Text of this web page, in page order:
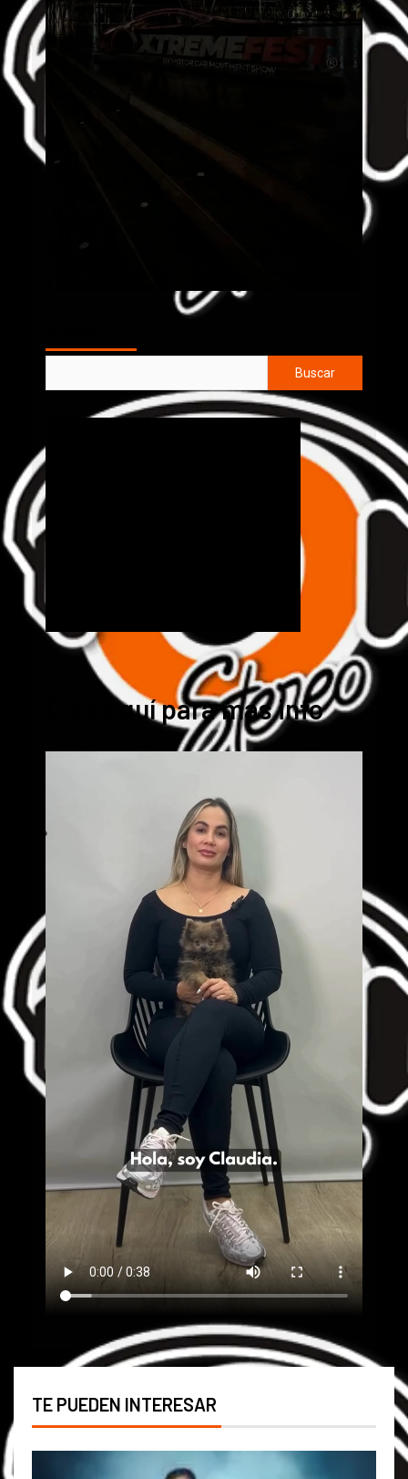
Buscar
Cick aquí para mas info
TE PUEDEN INTERESAR